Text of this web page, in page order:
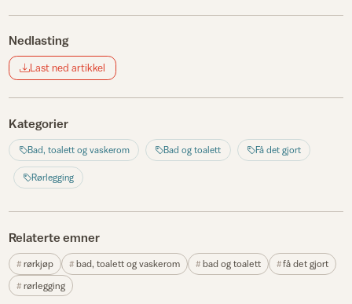
Nedlasting
Last ned artikkel
Kategorier
Bad, toalett og vaskerom Bad og toalett Få det gjort
Rørlegging
Relaterte emner
rørkjøp bad, toalett og vaskerom bad og toalett
få det gjort
rørlegging